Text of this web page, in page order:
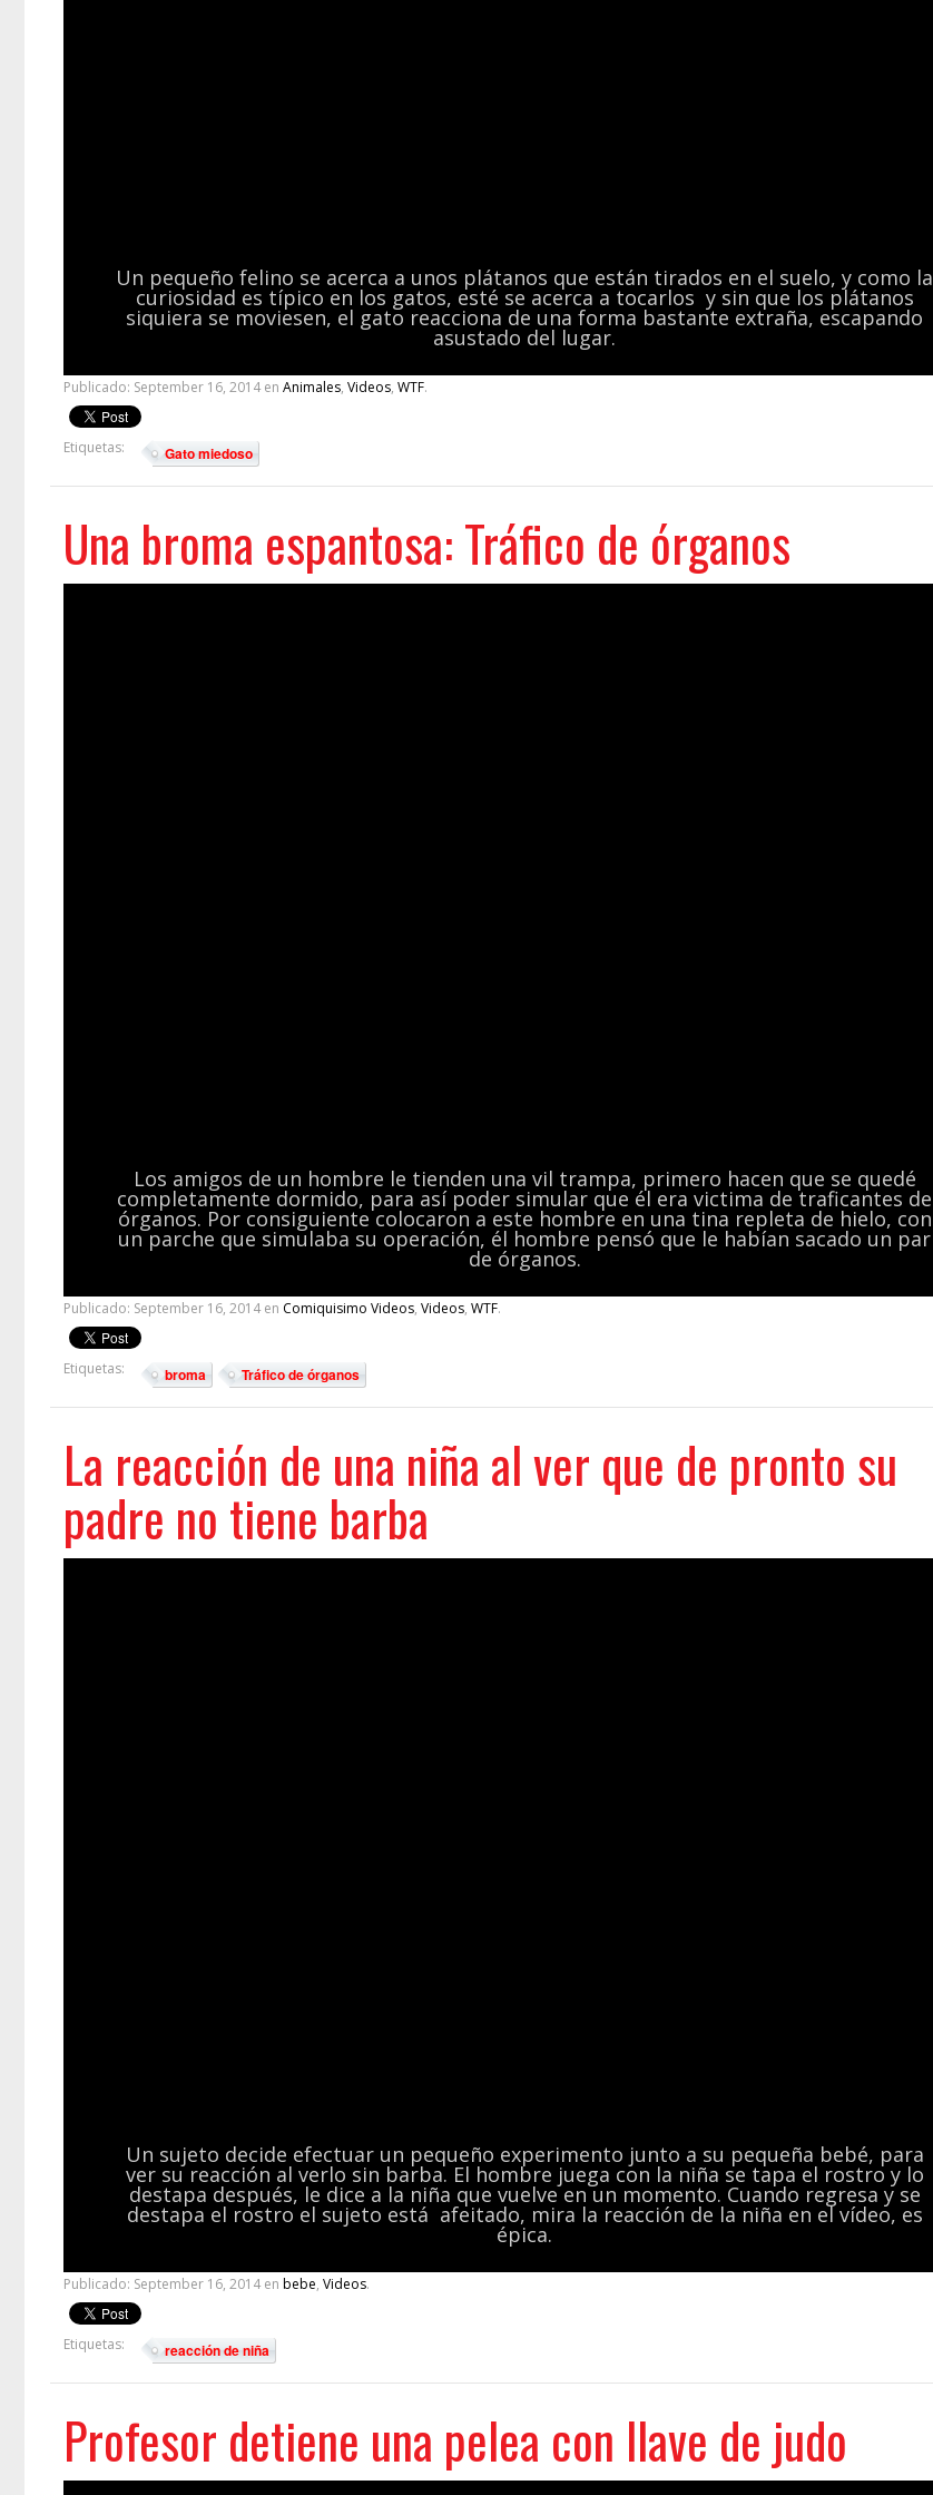
Un pequeño felino se acerca a unos plátanos que están tirados en el suelo, y como la
curiosidad es típico en los gatos, esté se acerca a tocarlos y sin que los plátanos
siquiera se moviesen, el gato reacciona de una forma bastante extraña, escapando
asustado del lugar.
Publicado: September 16, 2014 en Animales, Videos, WTF.
Etiquetas: Gato miedoso
Una broma espantosa: Tráfico de órganos
Los amigos de un hombre le tienden una vil trampa, primero hacen que se quedé
completamente dormido, para así poder simular que él era victima de traficantes de
órganos. Por consiguiente colocaron a este hombre en una tina repleta de hielo, con
un parche que simulaba su operación, él hombre pensó que le habían sacado un par
de órganos.
Publicado: September 16, 2014 en Comiquisimo Videos, Videos, WTF.
Etiquetas: broma Tráfico de órganos
La reacción de una niña al ver que de pronto su
padre no tiene barba
Un sujeto decide efectuar un pequeño experimento junto a su pequeña bebé, para
ver su reacción al verlo sin barba. El hombre juega con la niña se tapa el rostro y lo
destapa después, le dice a la niña que vuelve en un momento. Cuando regresa y se
destapa el rostro el sujeto está afeitado, mira la reacción de la niña en el vídeo, es
épica.
Publicado: September 16, 2014 en bebe, Videos.
Etiquetas: reacción de niña
Profesor detiene una pelea con llave de judo